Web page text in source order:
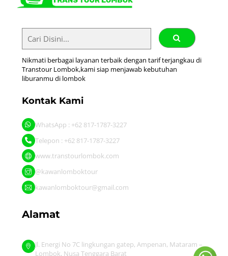
Nikmati berbagai layanan terbaik dengan tarif terjangkau di
Transtour Lombok,kami siap menjawab kebutuhan
liburanmu di lombok
Kontak Kami
WhatsApp : +62 817-1787-3227
Telepon : +62 817-1787-3227
www.transtourlombok.com
@kawanlomboktour
kawanlomboktour@gmail.com
Alamat
Jl. Energi No 7C lingkungan gatep, Ampenan, Mataram –
Lombok, Nusa Tenggara Barat